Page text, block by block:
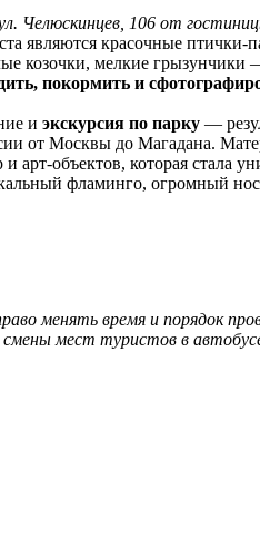
Челюскинцев, 106 от
являются красочные
мелкие грызунчики
покормить и
и экскурсия по парку —
от Москвы до Магадана.
и арт-объектов, которая
фламинго, огромный
менять время и порядок
смены мест туристов в